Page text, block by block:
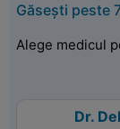
Găsești peste
Alege medicul
Dr.